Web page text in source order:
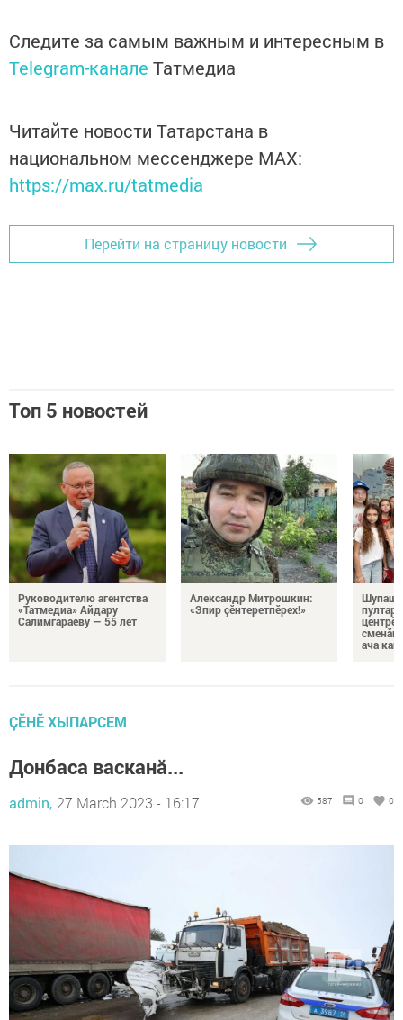
Следите за самым важным и интересным в
Telegram-канале Татмедиа
Читайте новости Татарстана в
национальном мессенджере MАХ:
https://max.ru/tatmedia
Перейти на страницу новости
Топ 5 новостей
Руководителю агентства
«Татмедиа» Айдару
Салимгараеву — 55 лет
Александр Митрошкин:
«Эпир çӗнтеретпӗрех!»
ача
ÇӖНӖ ХЫПАРСЕМ
Донбаса васканă...
admin, 27 March 2023 - 16:17 587 0 0